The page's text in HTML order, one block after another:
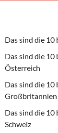
Das sind die 10
Das sind die 10
Österreich
Das sind die 10
Großbritannien
Das sind die 10
Schweiz